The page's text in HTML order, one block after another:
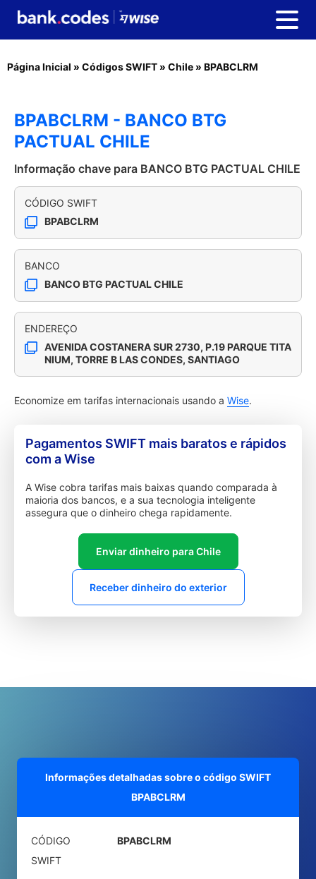
Página Inicial » Códigos SWIFT » Chile » BPABCLRM
BPABCLRM - BANCO BTG
PACTUAL CHILE
Informação chave para BANCO BTG PACTUAL CHILE
CÓDIGO SWIFT
BPABCLRM
BANCO
BANCO BTG PACTUAL CHILE
ENDEREÇO
AVENIDA COSTANERA SUR 2730, P.19 PARQUE TITA
NIUM, TORRE B LAS CONDES, SANTIAGO
Economize em tarifas internacionais usando a Wise.
Pagamentos SWIFT mais baratos e rápidos
com a Wise
A Wise cobra tarifas mais baixas quando comparada à
maioria dos bancos, e a sua tecnologia inteligente
assegura que o dinheiro chega rapidamente.
Enviar dinheiro para Chile
Receber dinheiro do exterior
Informações detalhadas sobre o código SWIFT
BPABCLRM
CÓDIGO
SWIFT
BPABCLRM